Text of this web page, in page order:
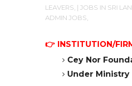
LEAVERS, | JOBS IN SRI
ADMIN JOBS,
👉 INSTITUTION/
Cey Nor
Under